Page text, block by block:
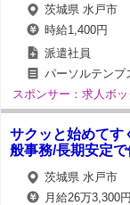
茨城県 水戸市
時給1,400円
派遣社員
パーソルテンプ
スポンサー：求人ボッ
サクッと始めてす
般事務/長期安定
茨城県 水戸市
月給26万3,300